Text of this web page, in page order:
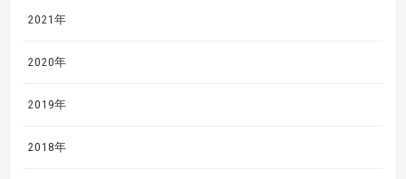
2021年
2020年
2019年
2018年